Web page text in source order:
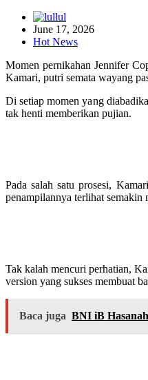
lul
June 17, 2026
Hot News
Momen pernikahan Jennifer
Kamari, putri semata wayang
Di setiap momen yang
tak henti memberikan pujian.
Pada salah satu prosesi,
penampilannya terlihat semakin
Tak kalah mencuri perhatian,
version yang sukses membuat
Baca juga BNI iB